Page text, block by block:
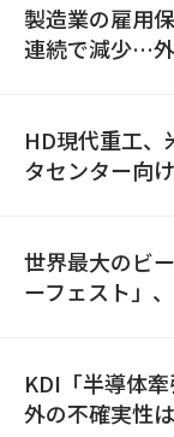
製造業の雇用
連続で減少…
HD現代重工、
タセンター向
世界最大のビ
ーフェスト」
KDI「半導体
外の不確実性は